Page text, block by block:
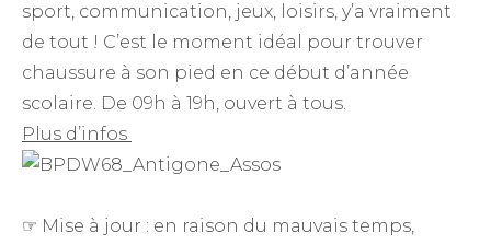
sport, communication, jeux, loisirs, y’a vraiment
de tout ! C’est le moment idéal pour trouver
chaussure à son pied en ce début d’année
scolaire. De 09h à 19h, ouvert à tous.
Plus d’infos
☞ Mise à jour : en raison du mauvais temps,